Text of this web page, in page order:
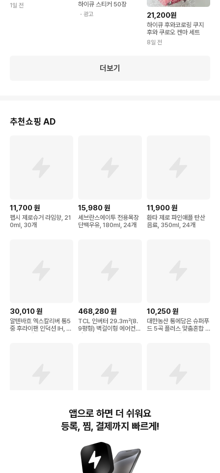
1일 전 하이큐 스티커 50장
・광고 21,200원
하이큐 후와코로링 쿠지
후와 쿠로오 켄마 세트
8일 전
더보기
추천쇼핑 AD
11,700원
펩시 제로슈거 라임향, 21
0ml, 30개
15,980원
세브란스에이투 전용목장
단백우유, 180ml, 24개
11,900원
환타 제로 파인애플 탄산
음료, 350ml, 24개
30,010원
알텐바흐 엑스칼리버 통5
중 후라이팬 인덕션 IH, 2
468,280원
TCL 인버터 29.3㎡(8.
9평형) 벽걸이형 에어컨
10,250원
대한농산 통에담은 슈퍼푸
드 5곡 플러스 맞춤혼합 2
달리프 글램 잔머리고정
스틱 헤어왁스, 16g, 1개
58,800원
[서귀포] 더큐브 리조트 제
주 ★오늘만이가격!★ 인
웃1시간 무료
9,790
코멧 사선컷팅 테이프 클
리너 핸들 + 거치대 + 리
앱으로 하면 더 쉬워요
등록, 찜, 결제까지 빠르게!